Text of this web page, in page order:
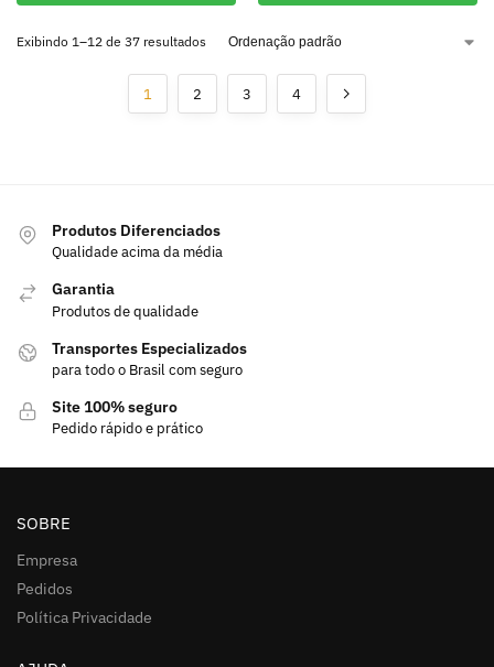
Exibindo 1–12 de 37 resultados
1 2 3 4
Produtos Diferenciados
Qualidade acima da média
Garantia
Produtos de qualidade
Transportes Especializados
para todo o Brasil com seguro
Site 100% seguro
Pedido rápido e prático
SOBRE
Empresa
Pedidos
Política Privacidade